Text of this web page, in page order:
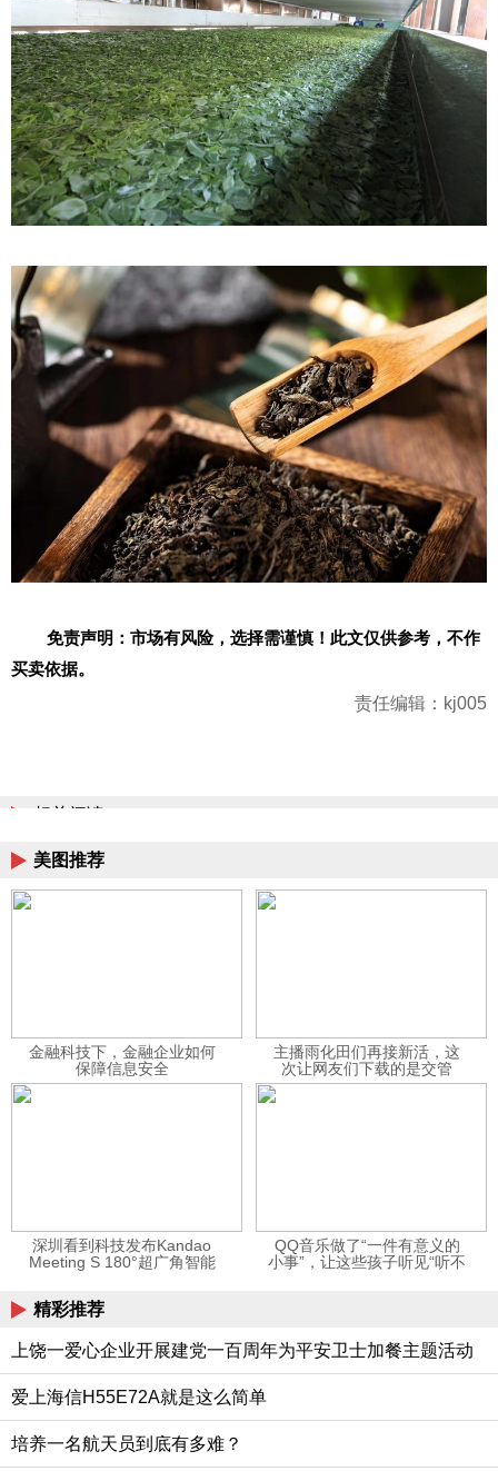
免责声明：市场有风险，选择需谨慎！此文仅供参考，不作
买卖依据。
责任编辑：kj005
相关阅读
美图推荐
金融科技下，金融企业如何
保障信息安全
主播雨化田们再接新活，这
次让网友们下载的是交管
12123APP
深圳看到科技发布Kandao
Meeting S 180°超广角智能
QQ音乐做了“一件有意义的
小事”，让这些孩子听见“听不
精彩推荐
上饶一爱心企业开展建党一百周年为平安卫士加餐主题活动
爱上海信H55E72A就是这么简单
培养一名航天员到底有多难？